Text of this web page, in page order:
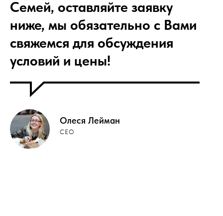
Семей, оставляйте заявку
ниже, мы обязательно с Вами
свяжемся для обсуждения
условий и цены!
Олеся Лейман
CEO